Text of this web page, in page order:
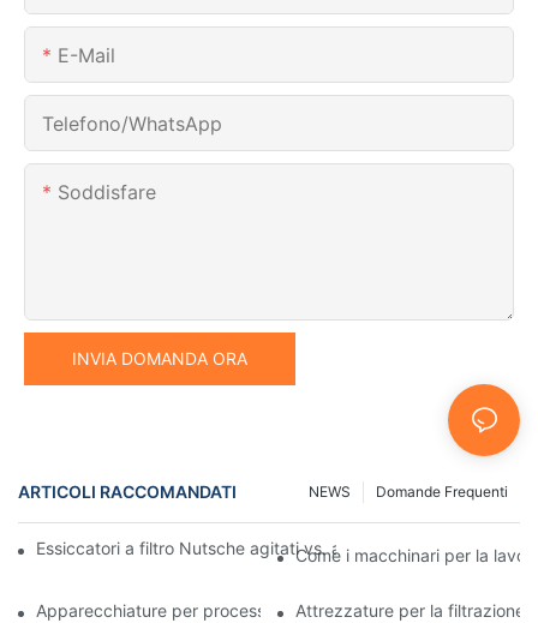
E-Mail
Telefono/WhatsApp
Soddisfare
INVIA DOMANDA ORA
ARTICOLI RACCOMANDATI Domande Frequenti
NEWS
Essiccatori a filtro Nutsche agitati vs. altri metodi di
Come i macchinari per la
Apparecchiature per processi industriali: innovazioni che
Attrezzature per la filtrazione